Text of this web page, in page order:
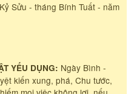
Sửu - tháng Bính Tuất - năm
YẾU DỤNG: Ngày Bình -
kiến xung, phá, Chu tước,